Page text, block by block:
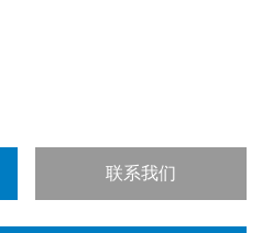
能指标。
联系我们